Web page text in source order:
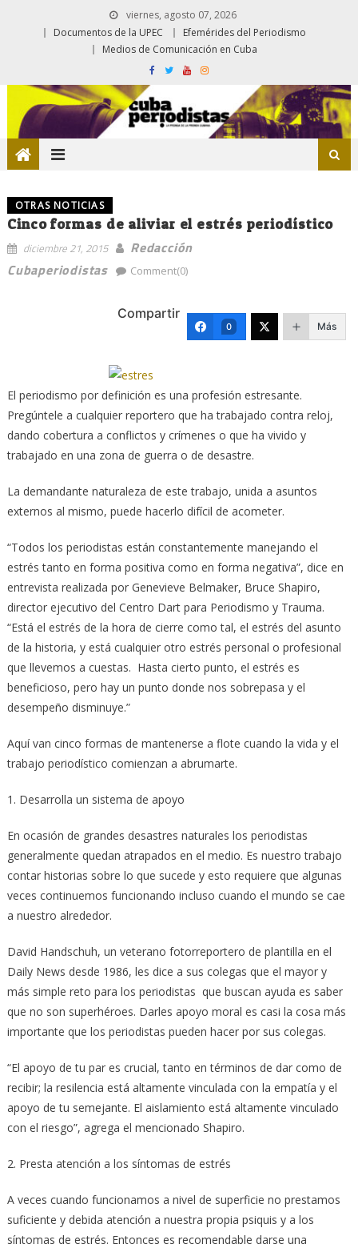
viernes, agosto 07, 2026
Documentos de la UPEC
Efemérides del Periodismo
Medios de Comunicación en Cuba
OTRAS NOTICIAS
Cinco formas de aliviar el estrés periodístico
diciembre 21, 2015
Redacción
Cubaperiodistas
Comment(0)
Compartir
0 Más
El periodismo por definición es una profesión estresante.
Pregúntele a cualquier reportero que ha trabajado contra reloj,
dando cobertura a conflictos y crímenes o que ha vivido y
trabajado en una zona de guerra o de desastre.
La demandante naturaleza de este trabajo, unida a asuntos
externos al mismo, puede hacerlo difícil de acometer.
“Todos los periodistas están constantemente manejando el
estrés tanto en forma positiva como en forma negativa”, dice en
entrevista realizada por Genevieve Belmaker, Bruce Shapiro,
director ejecutivo del Centro Dart para Periodismo y Trauma.
“Está el estrés de la hora de cierre como tal, el estrés del asunto
de la historia, y está cualquier otro estrés personal o profesional
que llevemos a cuestas. Hasta cierto punto, el estrés es
beneficioso, pero hay un punto donde nos sobrepasa y el
desempeño disminuye.”
Aquí van cinco formas de mantenerse a flote cuando la vida y el
trabajo periodístico comienzan a abrumarte.
1. Desarrolla un sistema de apoyo
En ocasión de grandes desastres naturales los periodistas
generalmente quedan atrapados en el medio. Es nuestro trabajo
contar historias sobre lo que sucede y esto requiere que algunas
veces continuemos funcionando incluso cuando el mundo se cae
a nuestro alrededor.
David Handschuh, un veterano fotorreportero de plantilla en el
Daily News desde 1986, les dice a sus colegas que el mayor y
más simple reto para los periodistas que buscan ayuda es saber
que no son superhéroes. Darles apoyo moral es casi la cosa más
importante que los periodistas pueden hacer por sus colegas.
“El apoyo de tu par es crucial, tanto en términos de dar como de
recibir; la resilencia está altamente vinculada con la empatía y el
apoyo de tu semejante. El aislamiento está altamente vinculado
con el riesgo”, agrega el mencionado Shapiro.
2. Presta atención a los síntomas de estrés
A veces cuando funcionamos a nivel de superficie no prestamos
suficiente y debida atención a nuestra propia psiquis y a los
síntomas de estrés. Entonces es recomendable darse una